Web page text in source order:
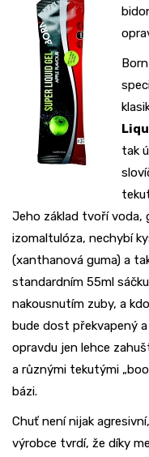
tak
Jeho základ tvoří voda,
izomaltulóza, nechybí
(xanthanová guma) a
standardním 55ml
nakousnutím zuby, a
bude dost překvapený
opravdu jen lehce
a různými tekutými
bázi.
Chuť není nijak
výrobce tvrdí, že díky